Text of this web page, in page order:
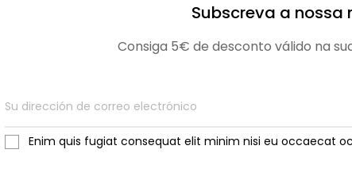
Subscreva a nossa
Consiga 5€ de desconto válido na
Enim quis fugiat consequat elit minim nisi eu occaecat